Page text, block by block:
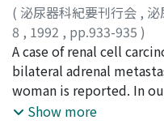
( 泌尿器科紀要刊行会 ,
8 , 1992 , pp.933-935 )
増田, 富士男;鈴木, 英訓;
Suzuki, Hidenori ;
A case of renal cell
bilateral adrenal
woman is reported. In
computed tomographic
Show more